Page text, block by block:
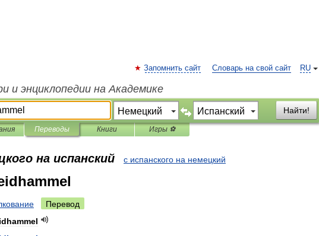
RU
Запомнить сайт Словарь на свой сайт
и энциклопедии на Академике
Найти!
Переводы Книги Игры ⚽
на испанский с испанского на немецкий
Перевод